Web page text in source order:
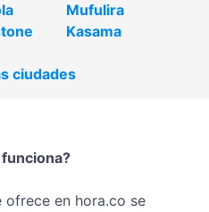
Mufulira
Kasama
ciudades
ofrece en hora.co se